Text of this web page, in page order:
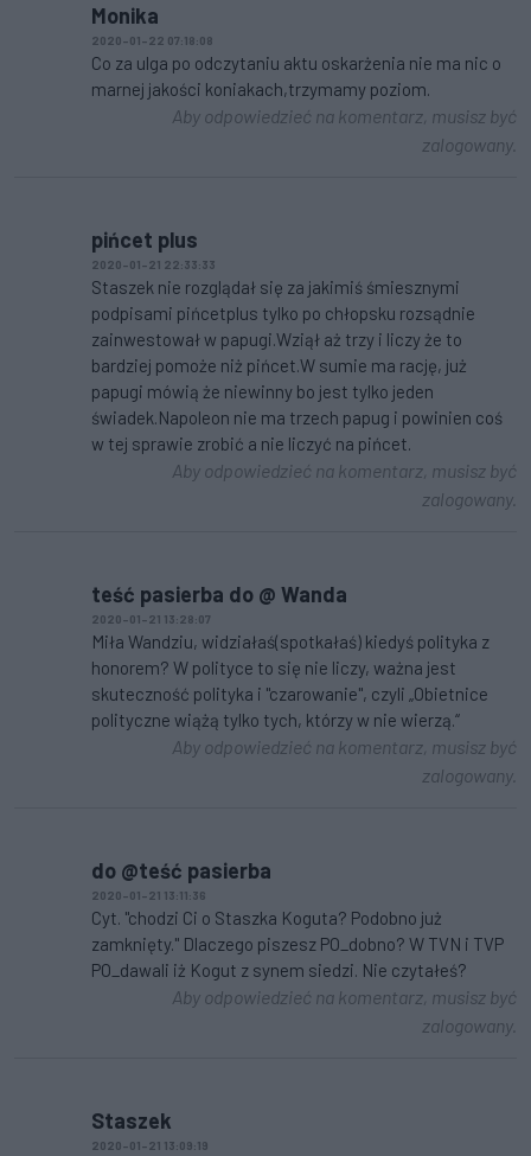
Monika
2020-01-22 07:18:08
Co za ulga po odczytaniu aktu oskarżenia nie ma nic o
marnej jakości koniakach,trzymamy poziom.
Aby odpowiedzieć na komentarz, musisz być
zalogowany.
pińcet plus
2020-01-21 22:33:33
Staszek nie rozglądał się za jakimiś śmiesznymi
podpisami pińcetplus tylko po chłopsku rozsądnie
zainwestował w papugi.Wziął aż trzy i liczy że to
bardziej pomoże niż pińcet.W sumie ma rację, już
papugi mówią że niewinny bo jest tylko jeden
świadek.Napoleon nie ma trzech papug i powinien coś
w tej sprawie zrobić a nie liczyć na pińcet.
Aby odpowiedzieć na komentarz, musisz być
zalogowany.
teść pasierba do @ Wanda
2020-01-21 13:28:07
Miła Wandziu, widziałaś(spotkałaś) kiedyś polityka z
honorem? W polityce to się nie liczy, ważna jest
skuteczność polityka i "czarowanie", czyli „Obietnice
polityczne wiążą tylko tych, którzy w nie wierzą.“
Aby odpowiedzieć na komentarz, musisz być
zalogowany.
do @teść pasierba
2020-01-21 13:11:36
Cyt. "chodzi Ci o Staszka Koguta? Podobno już
zamknięty." Dlaczego piszesz PO_dobno? W TVN i TVP
PO_dawali iż Kogut z synem siedzi. Nie czytałeś?
Aby odpowiedzieć na komentarz, musisz być
zalogowany.
Staszek
2020-01-21 13:09:19